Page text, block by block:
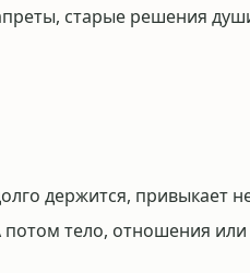
старые решения
держится, привыкает
тело, отношения или